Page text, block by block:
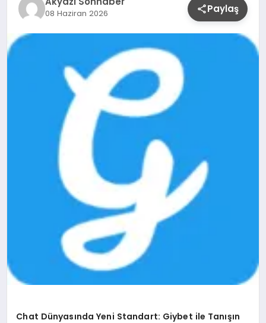
TEKNOLOJI08 Haziran 2026 Paylaş
Chat Dünyasında Yeni Standart: Giybet ile Tanışın